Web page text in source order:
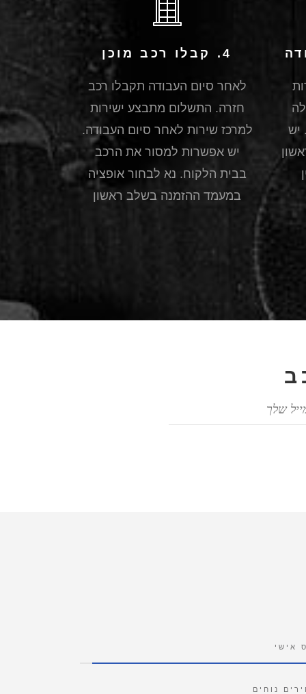
יש
4. קבלו רכב מוכן
לאחר סיום העבודה תקבלו רכב
חזרה. התשלום מתבצע ישירות
למרכז שירות לאחר סיום העבודה.
יש אפשרות למסור את הרכב
בבית הלקוח. נא לבחור אופציה
במעמד ההזמנה בשלב ראשון
אישי
נוחים